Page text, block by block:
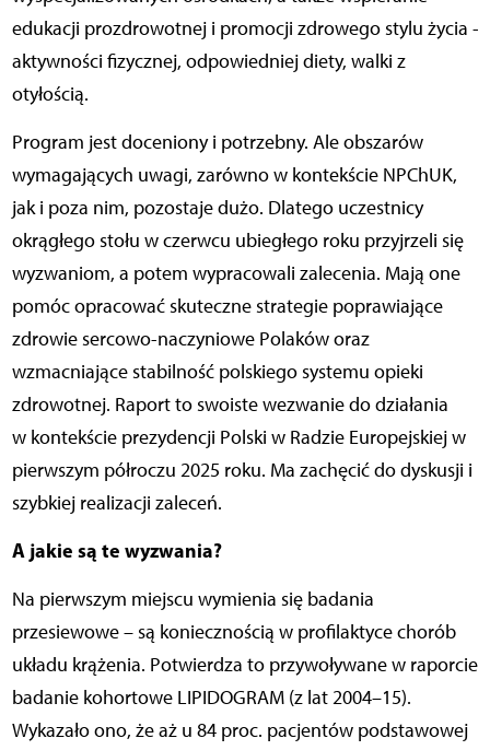
edukacji prozdrowotnej i promocji zdrowego stylu życia -
aktywności fizycznej, odpowiedniej diety, walki z
otyłością.
Program jest doceniony i potrzebny. Ale obszarów
wymagających uwagi, zarówno w kontekście NPChUK,
jak i poza nim, pozostaje dużo. Dlatego uczestnicy
okrągłego stołu w czerwcu ubiegłego roku przyjrzeli się
wyzwaniom, a potem wypracowali zalecenia. Mają one
pomóc opracować skuteczne strategie poprawiające
zdrowie sercowo-naczyniowe Polaków oraz
wzmacniające stabilność polskiego systemu opieki
zdrowotnej. Raport to swoiste wezwanie do działania
w kontekście prezydencji Polski w Radzie Europejskiej w
pierwszym półroczu 2025 roku. Ma zachęcić do dyskusji i
szybkiej realizacji zaleceń.
A jakie są te wyzwania?
Na pierwszym miejscu wymienia się badania
przesiewowe – są koniecznością w profilaktyce chorób
układu krążenia. Potwierdza to przywoływane w raporcie
badanie kohortowe LIPIDOGRAM (z lat 2004–15).
Wykazało ono, że aż u 84 proc. pacjentów podstawowej